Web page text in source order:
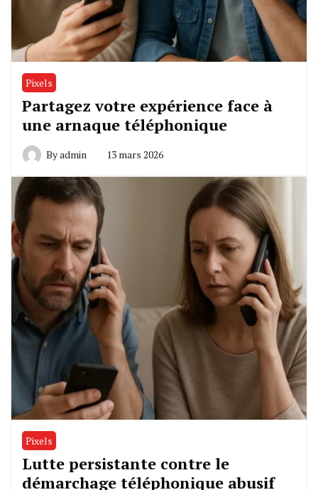
Pixels
Partagez votre expérience face à
une arnaque téléphonique
Byadmin 13 mars 2026
Pixels
Lutte persistante contre le
démarchage téléphonique abusif